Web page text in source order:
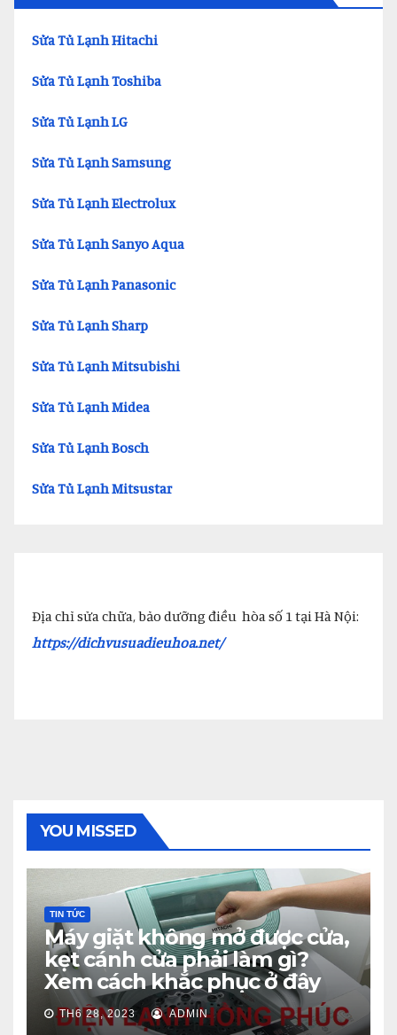
Sửa Tủ Lạnh Hitachi
Sửa Tủ Lạnh Toshiba
Sửa Tủ Lạnh LG
Sửa Tủ Lạnh Samsung
Sửa Tủ Lạnh Electrolux
Sửa Tủ Lạnh Sanyo Aqua
Sửa Tủ Lạnh Panasonic
Sửa Tủ Lạnh Sharp
Sửa Tủ Lạnh Mitsubishi
Sửa Tủ Lạnh Midea
Sửa Tủ Lạnh Bosch
Sửa Tủ Lạnh Mitsustar
Địa chỉ sửa chữa, bảo dưỡng điều hòa số 1 tại Hà Nội:
https://dichvusuadieuhoa.net/
YOU MISSED
TIN TỨC
Máy giặt không mở được cửa,
kẹt cánh cửa phải làm gì?
Xem cách khắc phục ở đây
TH6 28, 2023 ADMIN